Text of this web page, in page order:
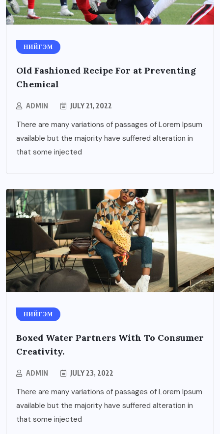
НИЙГЭМ
Old Fashioned Recipe For at Preventing
Chemical
ADMIN JULY 21, 2022
There are many variations of passages of Lorem Ipsum
available but the majority have suffered alteration in
that some injected
НИЙГЭМ
Boxed Water Partners With To Consumer
Creativity.
ADMIN JULY 23, 2022
There are many variations of passages of Lorem Ipsum
available but the majority have suffered alteration in
that some injected